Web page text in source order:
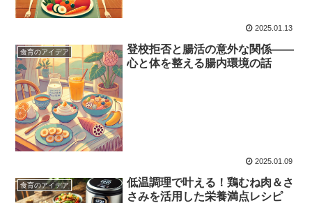
2025.01.13
食育のアイデア
登校拒否と腸活の意外な関係――
心と体を整える腸内環境の話
2025.01.09
食育のアイデア
低温調理で叶える！鶏むね肉＆さ
さみを活用した栄養満点レシピ